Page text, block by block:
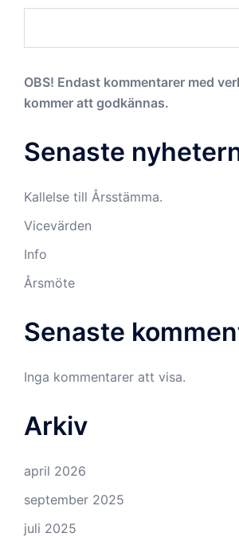
OBS! Endast kommentarer med
kommer att godkännas.
Senaste
Kallelse till Årsstämma.
Vicevärden
Info
Årsmöte
Senaste
Inga kommentarer att visa.
Arkiv
april 2026
september 2025
juli 2025